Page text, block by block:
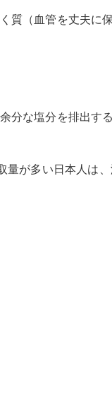
質（血管を丈夫に
な塩分を排出す
が多い日本人は